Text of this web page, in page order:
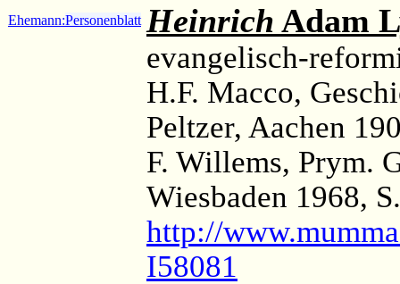
Ehemann:Personenblatt Heinrich Adam
evangelisch-
H.F. Macco,
Peltzer, Aachen
F. Willems, Prym.
Wiesbaden 1968,
http://
I58081